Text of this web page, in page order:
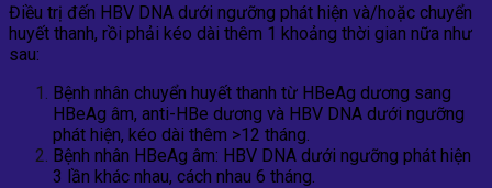
Điều trị đến HBV DNA dưới ngưỡng phát hiện và/hoặc chuyển
huyết thanh, rồi phải kéo dài thêm 1 khoảng thời gian nữa như
sau:
Bệnh nhân chuyển huyết thanh từ HBeAg dương sang
HBeAg âm, anti-HBe dương và HBV DNA dưới ngưỡng
phát hiện, kéo dài thêm >12 tháng.
Bệnh nhân HBeAg âm: HBV DNA dưới ngưỡng phát hiện
3 lần khác nhau, cách nhau 6 tháng.